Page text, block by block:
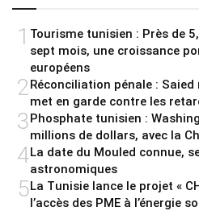
1 Tourisme tunisien : Près de
sept mois, une croissance
européens
2Réconciliation pénale :
met en garde contre les
3Phosphate tunisien :
millions de dollars, avec la
4La date du Mouled connue,
astronomiques
5La Tunisie lance le projet «
l’accès des PME à l’énergie